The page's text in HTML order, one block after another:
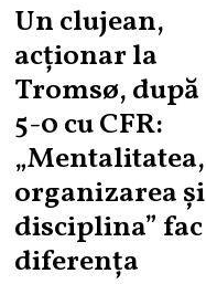
Un clujean,
acționar la
Tromsø, după
5-0 cu CFR:
„Mentalitatea,
organizarea și
disciplina” fac
diferența